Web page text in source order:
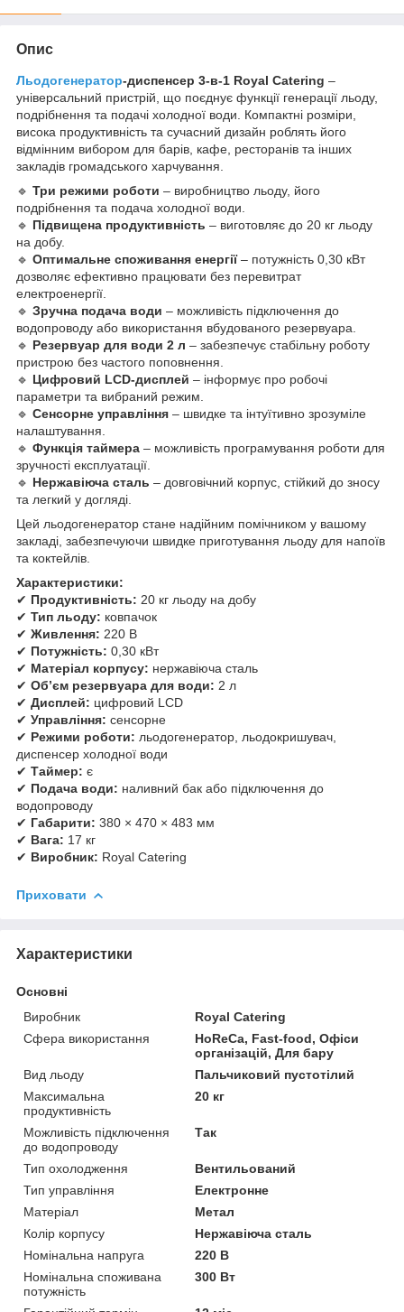
Опис
Льодогенератор-диспенсер 3-в-1 Royal Catering –
універсальний пристрій, що поєднує функції генерації льоду,
подрібнення та подачі холодної води. Компактні розміри,
висока продуктивність та сучасний дизайн роблять його
відмінним вибором для барів, кафе, ресторанів та інших
закладів громадського харчування.
🔹 Три режими роботи – виробництво льоду, його
подрібнення та подача холодної води.
🔹 Підвищена продуктивність – виготовляє до 20 кг льоду
на добу.
🔹 Оптимальне споживання енергії– потужність 0,30 кВт
дозволяє ефективно працювати без перевитрат
електроенергії.
🔹 Зручна подача води – можливість підключення до
водопроводу або використання вбудованого резервуара.
🔹 Резервуар для води 2 л – забезпечує стабільну роботу
пристрою без частого поповнення.
🔹 Цифровий LCD-дисплей – інформує про робочі
параметри та вибраний режим.
🔹 Сенсорне управління – швидке та інтуїтивно зрозуміле
налаштування.
🔹 Функція таймера – можливість програмування роботи для
зручності експлуатації.
🔹 Нержавіюча сталь – довговічний корпус, стійкий до зносу
та легкий у догляді.
Цей льодогенератор стане надійним помічником у вашому
закладі, забезпечуючи швидке приготування льоду для напоїв
та коктейлів.
Характеристики:
✔ Продуктивність: 20 кг льоду на добу
✔ Тип льоду: ковпачок
✔ Живлення: 220 В
✔ Потужність: 0,30 кВт
✔ Матеріал корпусу: нержавіюча сталь
✔ Об’єм резервуара для води: 2 л
✔ Дисплей: цифровий LCD
✔ Управління: сенсорне
✔ Режими роботи: льодогенератор, льодокришувач,
диспенсер холодної води
✔ Таймер: є
✔ Подача води: наливний бак або підключення до
водопроводу
✔ Габарити: 380 × 470 × 483 мм
✔ Вага: 17 кг
✔ Виробник: Royal Catering
Приховати
Характеристики
Основні
Виробник
Royal Catering
Сфера використання
HoReCa, Fast-food, Офіси
організацій, Для бару
Вид льоду
Пальчиковий пустотілий
Максимальна
продуктивність
20 кг
Можливість підключення
до водопроводу
Так
Тип охолодження
Вентильований
Тип управління
Електронне
Матеріал
Метал
Колір корпусу
Нержавіюча сталь
Номінальна напруга
220 В
Номінальна споживана
потужність
300 Вт